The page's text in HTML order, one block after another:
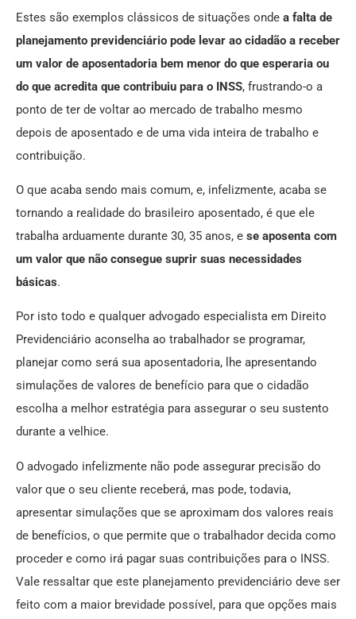
Estes são exemplos clássicos de situações onde a falta de
planejamento previdenciário pode levar ao cidadão a receber
um valor de aposentadoria bem menor do que esperaria ou
do que acredita que contribuiu para o INSS, frustrando-o a
ponto de ter de voltar ao mercado de trabalho mesmo
depois de aposentado e de uma vida inteira de trabalho e
contribuição.
O que acaba sendo mais comum, e, infelizmente, acaba se
tornando a realidade do brasileiro aposentado, é que ele
trabalha arduamente durante 30, 35 anos, e se aposenta com
um valor que não consegue suprir suas necessidades
básicas.
Por isto todo e qualquer advogado especialista em Direito
Previdenciário aconselha ao trabalhador se programar,
planejar como será sua aposentadoria, lhe apresentando
simulações de valores de benefício para que o cidadão
escolha a melhor estratégia para assegurar o seu sustento
durante a velhice.
O advogado infelizmente não pode assegurar precisão do
valor que o seu cliente receberá, mas pode, todavia,
apresentar simulações que se aproximam dos valores reais
de benefícios, o que permite que o trabalhador decida como
proceder e como irá pagar suas contribuições para o INSS.
Vale ressaltar que este planejamento previdenciário deve ser
feito com a maior brevidade possível, para que opções mais